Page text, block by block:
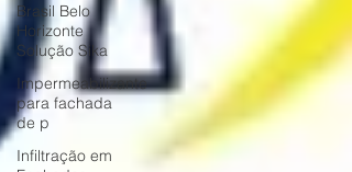
Brasil Belo
Horizonte
Solução Sika
Impermeabilizante
para fachada
de p
Infiltração em